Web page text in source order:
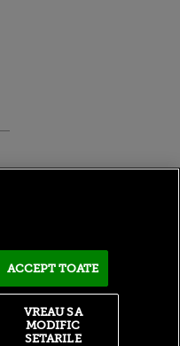
ACCEPT TOATE
VREAU SA
MODIFIC
SETARILE